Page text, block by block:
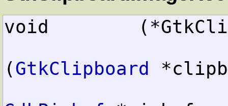
void
(GtkClipboard